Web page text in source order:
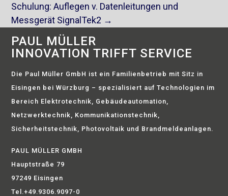
Schulung: Auflegen v. Datenleitungen und
Messgerät SignalTek2 →
PAUL MÜLLER
INNOVATION TRIFFT SERVICE
Die Paul Müller GmbH ist ein Familienbetrieb mit Sitz in
Eisingen bei Würzburg – spezialisiert auf Technologien im
Bereich Elektrotechnik, Gebäudeautomation,
Netzwerktechnik, Kommunikationstechnik,
Sicherheitstechnik, Photovoltaik und Brandmeldeanlagen.
PAUL MÜLLER GMBH
Hauptstraße 79
97249 Eisingen
Tel.+49.9306.9097-0